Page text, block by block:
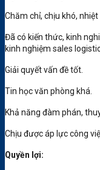
Chăm chỉ, chịu khó,
Đã có kiến thức, kinh
kinh nghiệm sales
Giải quyết vấn đề tốt.
Tin học văn phòng khá.
Khả năng đàm phán,
Chịu được áp lực công
Quyền lợi: